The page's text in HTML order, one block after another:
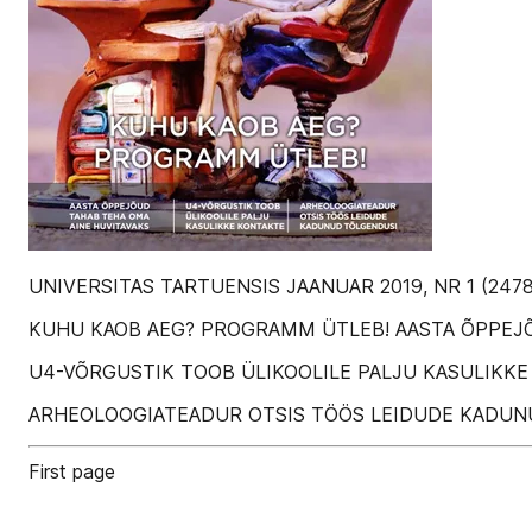
UNIVERSITAS TARTUENSIS JAANUAR 2019, NR 1
KUHU KAOB AEG? PROGRAMM ÜTLEB! AASTA
U4-VÕRGUSTIK TOOB ÜLIKOOLILE PALJU
ARHEOLOOGIATEADUR OTSIS TÖÖS LEIDUDE
First page